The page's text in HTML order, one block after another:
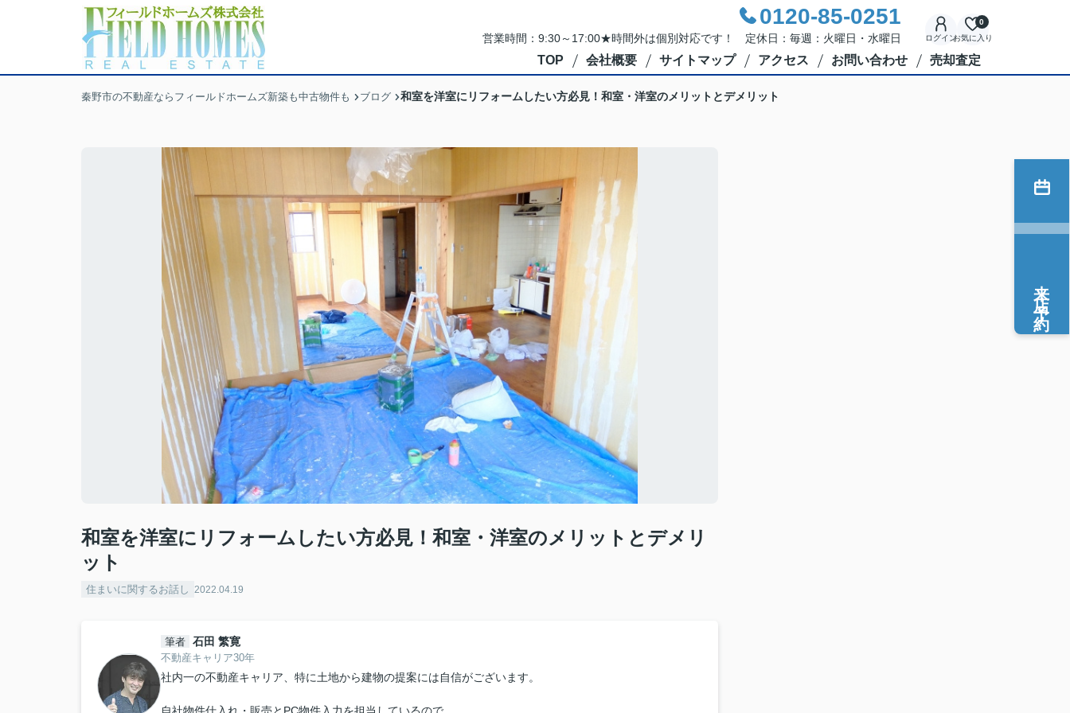
0120-85-0251
営業時間：9:30～17:00★時間外は個別対応です！ 定休日：毎週：火曜日・水曜日 ログインお気に入り
0
TOP 会社概要 サイトマップ アクセス お問い合わせ 売却査定
秦野市の不動産ならフィールドホームズ新築も中古物件も ブログ 和室を洋室にリフォームしたい方必見！和室・洋室のメリットとデメリット
和室を洋室にリフォームしたい方必見！和室・洋室のメリットとデメリ
ット
住まいに関するお話し 2022.04.19
筆者 石田 繁寛
不動産キャリア30年
社内一の不動産キャリア、特に土地から建物の提案には自信がございます。
来店予約